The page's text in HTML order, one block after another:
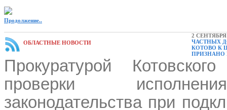
Продолжение..
ОБЛАСТНЫЕ НОВОСТИ
2 СЕНТЯБРЯ
ЧАСТНЫХ
КОТОВО К
Прокуратурой
проверки
законодательства при